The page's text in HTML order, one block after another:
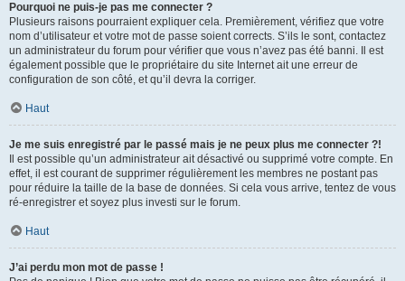
Pourquoi ne puis-je pas me connecter ?
Plusieurs raisons pourraient expliquer cela. Premièrement, vérifiez que votre
nom d’utilisateur et votre mot de passe soient corrects. S’ils le sont, contactez
un administrateur du forum pour vérifier que vous n’avez pas été banni. Il est
également possible que le propriétaire du site Internet ait une erreur de
configuration de son côté, et qu’il devra la corriger.
Haut
Je me suis enregistré par le passé mais je ne peux plus me connecter ?!
Il est possible qu’un administrateur ait désactivé ou supprimé votre compte. En
effet, il est courant de supprimer régulièrement les membres ne postant pas
pour réduire la taille de la base de données. Si cela vous arrive, tentez de vous
ré-enregistrer et soyez plus investi sur le forum.
Haut
J’ai perdu mon mot de passe !